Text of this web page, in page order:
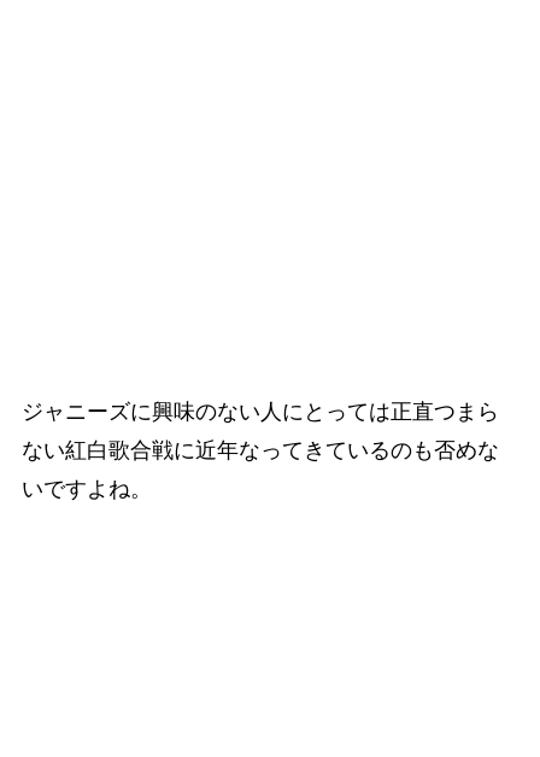
ジャニーズに興味のない人にとっては正直つまら
ない紅白歌合戦に近年なってきているのも否めな
いですよね。